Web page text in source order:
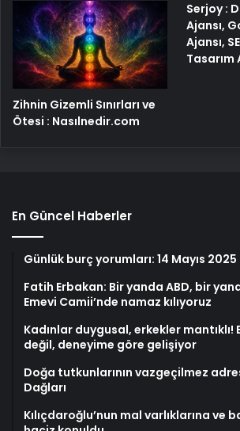
Zihnin Gizemli Sınırları ve
Ötesi : Nasılnedir.com
Serjoy :
Ajansı,
Ajansı,
Tasarım
En Güncel Haberler
Günlük burç yorumları: 14 Mayıs
Fatih Erbakan: Bir yanda ABD, bir
Emevi Camii’nde namaz kılıyoruz
Kadınlar duygusal, erkekler mantıklı!
değil, deneyime göre gelişiyor
Doğa tutkunlarının vazgeçilmez
Dağları
Kılıçdaroğlu’nun mal varlıklarına ve